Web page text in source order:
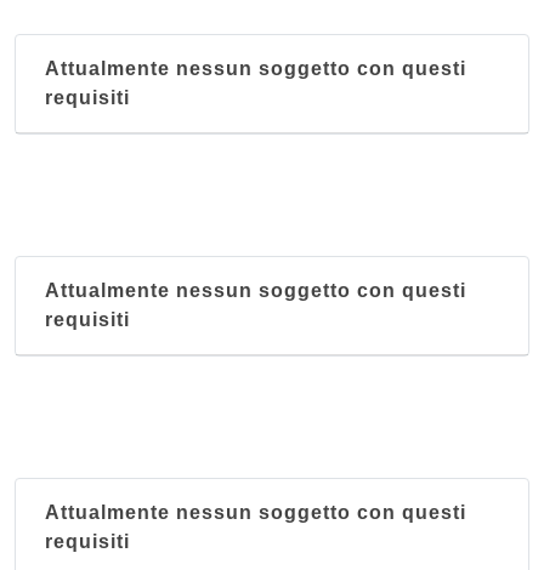
Attualmente nessun soggetto con questi
requisiti
Attualmente nessun soggetto con questi
requisiti
Attualmente nessun soggetto con questi
requisiti